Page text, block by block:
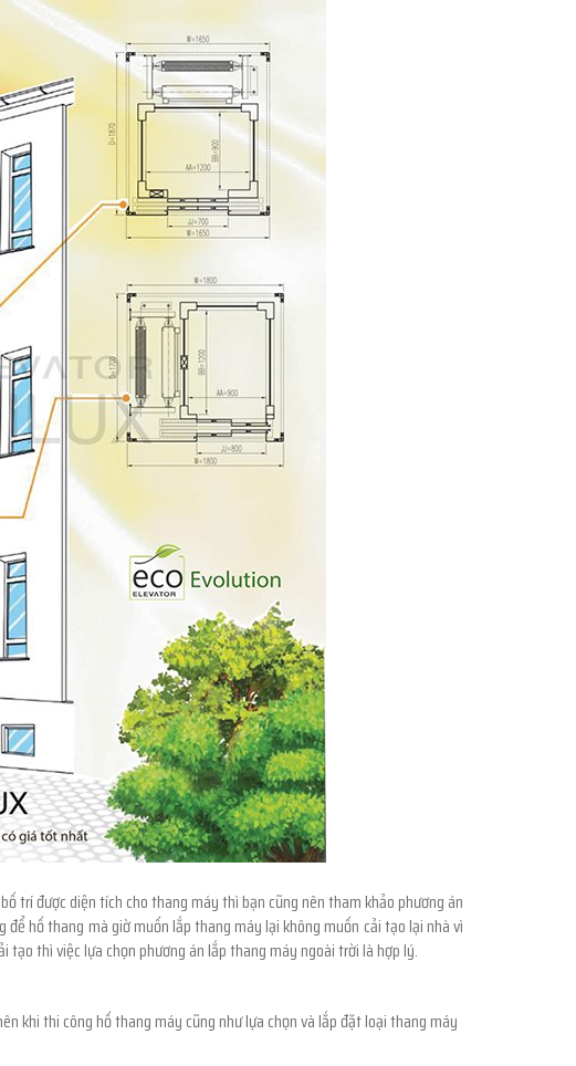
trí được diện tích cho thang máy thì bạn cũng nên tham khảo phương án
hố thang mà giờ muốn lắp thang máy lại không muốn cải tạo lại nhà vì
thì việc lựa chọn phương án lắp thang máy ngoài trời là hợp lý.
khi thi công hố thang máy cũng như lựa chọn và lắp đặt loại thang máy